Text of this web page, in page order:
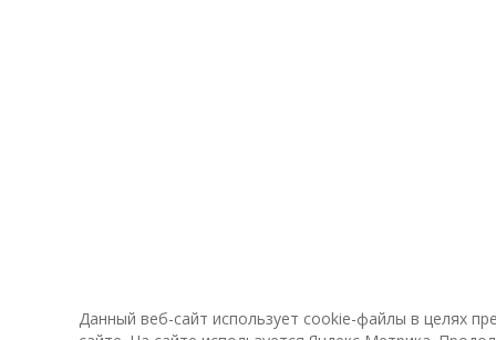
Данный веб-сайт использует cookie-файлы в целях